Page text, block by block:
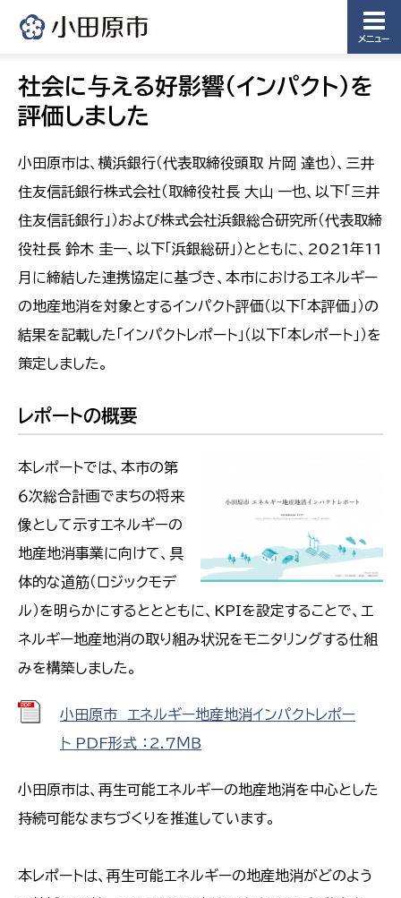
メニュー
社会に与える好影響(インパクト)を
評価しました
小田原市は、横浜銀行（代表取締役頭取 片岡 達也）、三井
住友信託銀行株式会社（取締役社長 大山 一也、以下「三井
住友信託銀行」）および株式会社浜銀総合研究所（代表取締
役社長 鈴木 圭一、以下「浜銀総研」）とともに、2021年11
月に締結した連携協定に基づき、本市におけるエネルギー
の地産地消を対象とするインパクト評価（以下「本評価」）の
結果を記載した「インパクトレポート」（以下「本レポート」）を
策定しました。
レポートの概要
本レポートでは、本市の第
６次総合計画でまちの将来
像として示すエネルギーの
地産地消事業に向けて、具
体的な道筋（ロジックモデ
ル）を明らかにするととともに、KPIを設定することで、エ
ネルギー地産地消の取り組み状況をモニタリングする仕組
みを構築しました。
小田原市 エネルギー地産地消インパクトレポー
ト PDF形式 ：2.7ＭＢ
小田原市は、再生可能エネルギーの地産地消を中心とした
持続可能なまちづくりを推進しています。
本レポートは、再生可能エネルギーの地産地消がどのよう